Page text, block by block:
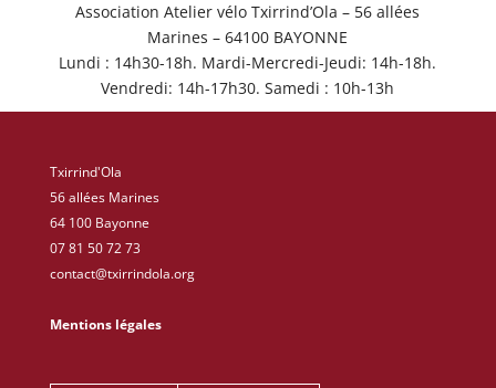
Association Atelier vélo Txirrind’Ola – 56 allées
Marines – 64100 BAYONNE
Lundi : 14h30-18h. Mardi-Mercredi-Jeudi: 14h-18h.
Vendredi: 14h-17h30. Samedi : 10h-13h
Txirrind'Ola
56 allées Marines
64 100 Bayonne
07 81 50 72 73
contact@txirrindola.org
Mentions légales